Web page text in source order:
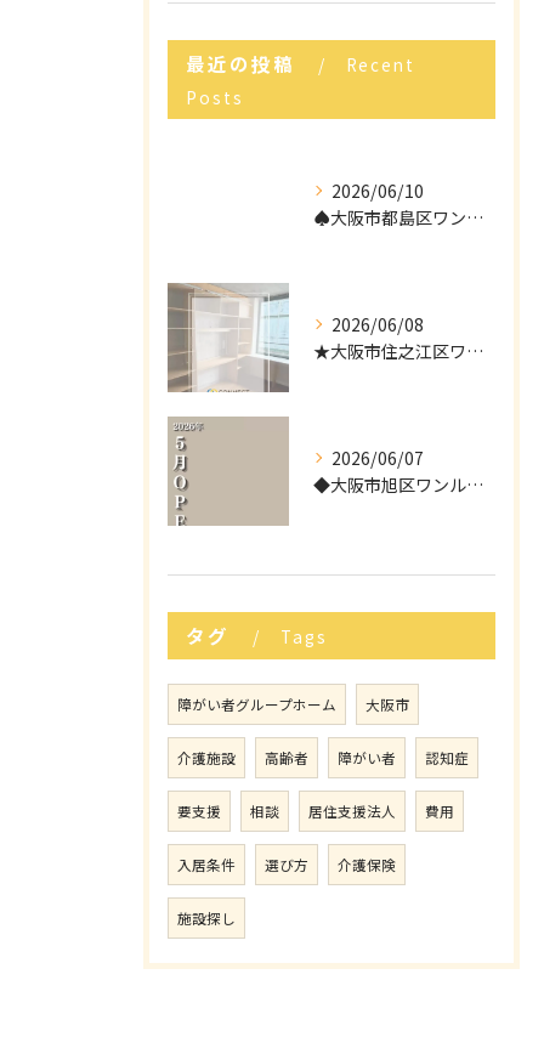
最近の投稿
Recent
Posts
2026/06/10
♠︎大阪市都島区ワンルームタイプ障がい者グループホーム情報♠
2026/06/08
★大阪市住之江区ワンルームタイプ障がい者グループホーム情報★
2026/06/07
◆大阪市旭区ワンルームタイプ障がい者グループホーム情報◆
タグ Tags
障がい者グループホーム 大阪市
介護施設 高齢者 障がい者 認知症
要支援 相談 居住支援法人 費用
入居条件 選び方 介護保険
施設探し